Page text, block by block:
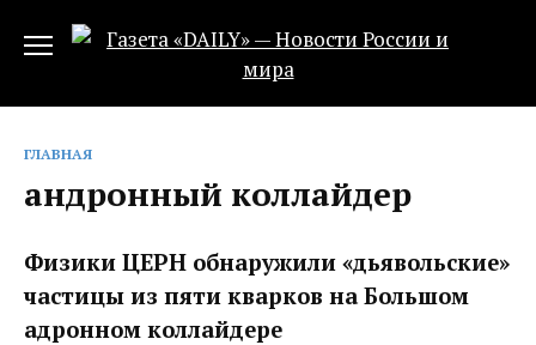
ГЛАВНАЯ
андронный коллайдер
Физики ЦЕРН обнаружили «дьявольские»
частицы из пяти кварков на Большом
адронном коллайдере